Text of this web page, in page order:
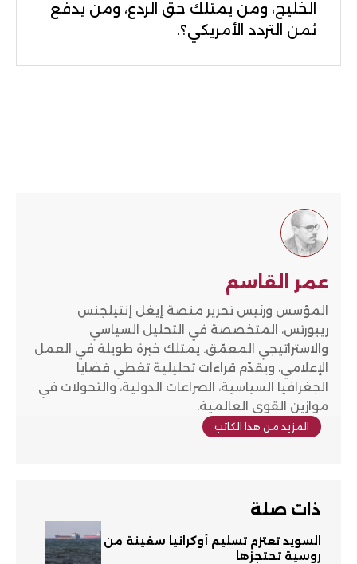
الخليج، ومن يمتلك حق الردع، ومن يدفع
ثمن التردد الأمريكي؟.
عمر القاسم
المؤسس ورئيس تحرير منصة إيغل إنتيلجنس
ريبورتس، المتخصصة في التحليل السياسي
والاستراتيجي المعمّق. يمتلك خبرة طويلة في العمل
الإعلامي، ويقدّم قراءات تحليلية تغطي قضايا
الجغرافيا السياسية، الصراعات الدولية، والتحولات في
موازين القوى العالمية.
المزيد من هذا الكاتب
ذات صلة
السويد تعتزم تسليم أوكرانيا سفينة من
روسية تحتجزها